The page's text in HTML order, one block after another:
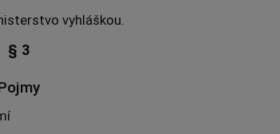
vyhláškou.
§ 3